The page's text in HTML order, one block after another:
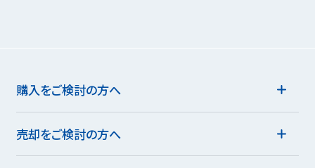
購入をご検討の方へ
売却をご検討の方へ